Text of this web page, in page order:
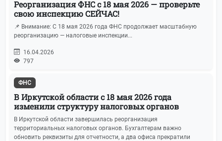
Реорганизация ФНС с 18 мая 2026 — проверьте
свою инспекцию СЕЙЧАС!
📌 Внимание: С 18 мая 2026 года ФНС продолжает масштабную
реорганизацию — налоговые инспекции...
16.04.2026
797
ФНС
В Иркутской области с 18 мая 2026 года
изменили структуру налоговых органов
В Иркутской области завершилась реорганизация
территориальных налоговых органов. Бухгалтерам важно
обновить реквизиты для отчетности, а два офиса прекратили